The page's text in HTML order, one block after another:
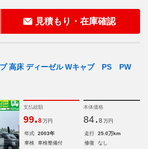
見積もり・在庫確認
プ 高床 ディーゼル Wキャブ PS PW
支払総額
99.8 万円
本体価格
84. 8 万円
年式 2003年 走行
25.0万km
車検
車検整備付 修復
なし